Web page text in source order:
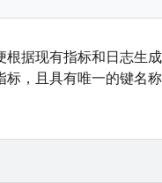
根据现有指标和日志生
标，且具有唯一的键名